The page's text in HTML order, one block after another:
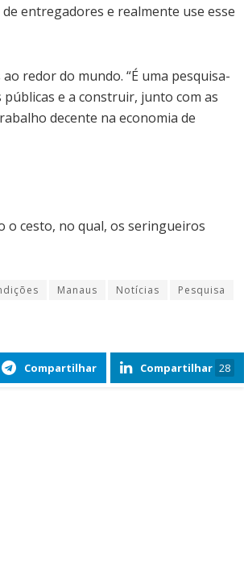
entregadores e realmente use esse
redor do mundo. “É uma pesquisa-
e a construir, junto com as
decente na economia de
o cesto, no qual, os seringueiros
Manaus Notícias
Pesquisa
Compartilhar Compartilhar 28